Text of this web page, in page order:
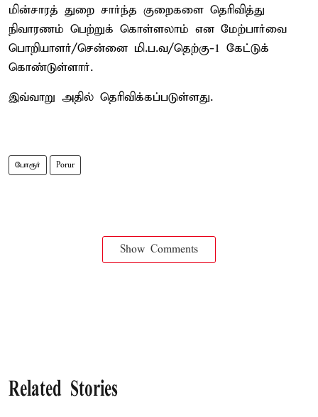
மின்சாரத் துறை சார்ந்த குறைகளை தெரிவித்து
நிவாரணம் பெற்றுக் கொள்ளலாம் என மேற்பார்வை
பொறியாளர்/சென்னை மி.ப.வ/தெற்கு-1 கேட்டுக்
கொண்டுள்ளார்.
இவ்வாறு அதில் தெரிவிக்கப்படுள்ளது.
போரூர் Porur
Show Comments
Related Stories